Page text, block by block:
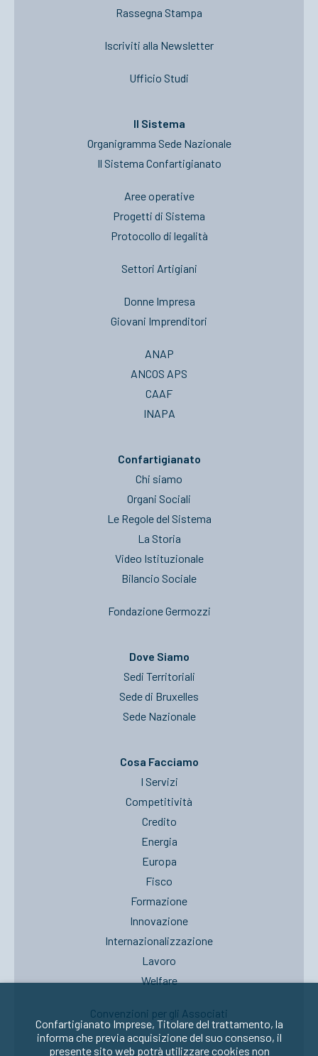
Rassegna Stampa
Iscriviti alla Newsletter
Ufficio Studi
Il Sistema
Organigramma Sede Nazionale
Il Sistema Confartigianato
Aree operative
Progetti di Sistema
Protocollo di legalità
Settori Artigiani
Donne Impresa
Giovani Imprenditori
ANAP
ANCOS APS
CAAF
INAPA
Confartigianato
Chi siamo
Organi Sociali
Le Regole del Sistema
La Storia
Video Istituzionale
Bilancio Sociale
Fondazione Germozzi
Dove Siamo
Sedi Territoriali
Sede di Bruxelles
Sede Nazionale
Cosa Facciamo
I Servizi
Competitività
Credito
Energia
Europa
Fisco
Formazione
Innovazione
Internazionalizzazione
Lavoro
Welfare
Convenzioni per gli Associati
Confartigianato Imprese, Titolare del trattamento, la
informa che previa acquisizione del suo consenso, il
presente sito web potrà utilizzare cookies non